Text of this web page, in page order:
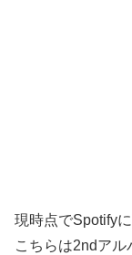
現時点でSpotify
こちらは2ndアル